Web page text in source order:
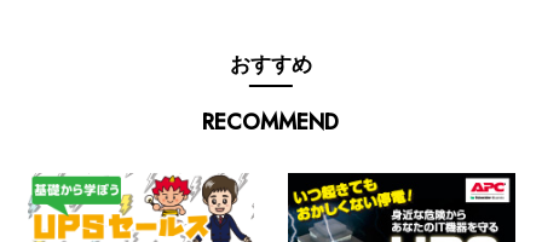
RECOMMEND
おすすめ